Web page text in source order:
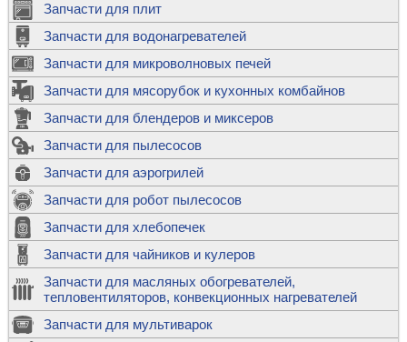
Запчасти для плит
Запчасти для водонагревателей
Запчасти для микроволновых печей
Запчасти для мясорубок и кухонных комбайнов
Запчасти для блендеров и миксеров
Запчасти для пылесосов
Запчасти для аэрогрилей
Запчасти для робот пылесосов
Запчасти для хлебопечек
Запчасти для чайников и кулеров
Запчасти для масляных обогревателей,
тепловентиляторов, конвекционных нагревателей
Запчасти для мультиварок